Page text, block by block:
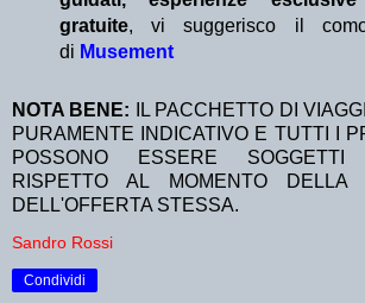
gratuite, vi suggerisco il
di Musement
NOTA BENE:
IL PACCHETTO DI
PURAMENTE INDICATIVO E TUTTI I
POSSONO ESSERE SOGGETTI
RISPETTO AL MOMENTO DELLA
DELL'OFFERTA STESSA.
Sandro Rossi
Condividi